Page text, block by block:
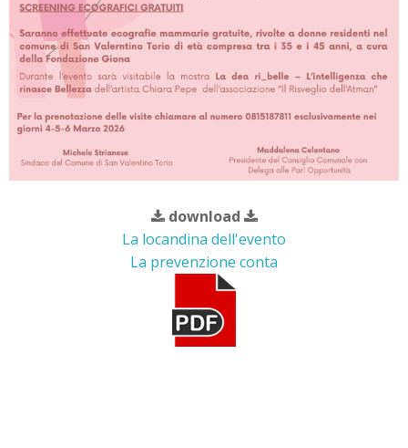
download
La locandina dell'evento
La prevenzione conta